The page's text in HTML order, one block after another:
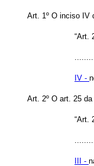
Art. 1º O inciso IV
“Art.
IV -
Art. 2º O art. 25 da
“Art.
III -